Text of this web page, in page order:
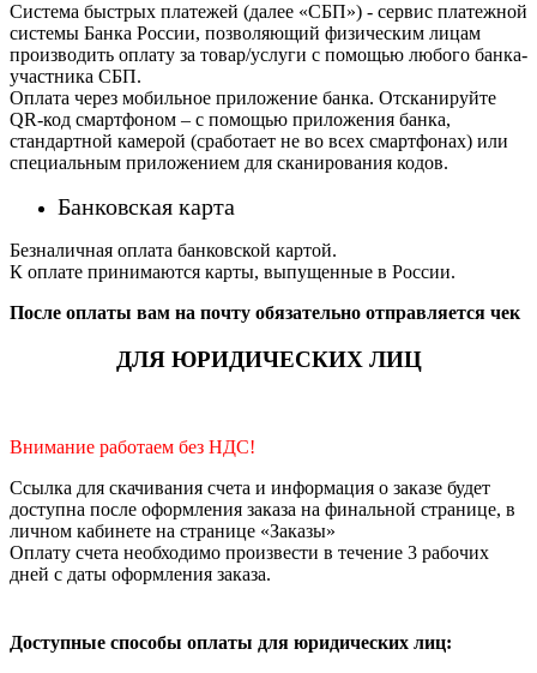
Система быстрых платежей (далее «СБП») - сервис платежной
системы Банка России, позволяющий физическим лицам
производить оплату за товар/услуги с помощью любого банка-
участника СБП.
Оплата через мобильное приложение банка. Отсканируйте
QR-код смартфоном – с помощью приложения банка,
стандартной камерой (сработает не во всех смартфонах) или
специальным приложением для сканирования кодов.
Банковская карта
Безналичная оплата банковской картой.
К оплате принимаются карты, выпущенные в России.
После оплаты вам на почту обязательно отправляется чек
ДЛЯ ЮРИДИЧЕСКИХ ЛИЦ
Внимание работаем без НДС!
Ссылка для скачивания счета и информация о заказе будет
доступна после оформления заказа на финальной странице, в
личном кабинете на странице «Заказы»
Оплату счета необходимо произвести в течение 3 рабочих
дней с даты оформления заказа.
Доступные способы оплаты для юридических лиц: